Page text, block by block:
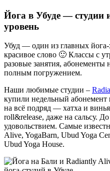
Йога в Убуде — студии
уровень
Убуд — один из главных
красивое слово 🙂 Классы с
разовые занятия, абонементы
полным погружением.
Наши любимые студии –
купили недельный абонемент
на всё подряд — хатха и
roll&release, даже на сальсу.
удовольствием. Самые
Alive, YogaBarn, Ubud Yoga
Ubud Yoga House.